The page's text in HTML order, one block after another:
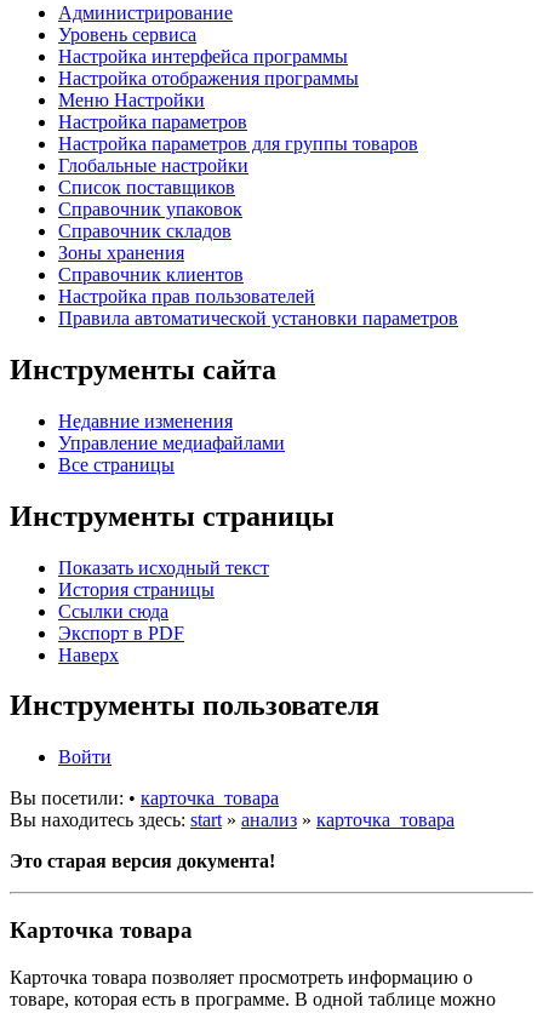
Администрирование
Уровень сервиса
Настройка интерфейса программы
Настройка отображения программы
Меню Настройки
Настройка параметров
Настройка параметров для группы товаров
Глобальные настройки
Список поставщиков
Справочник упаковок
Справочник складов
Зоны хранения
Справочник клиентов
Настройка прав пользователей
Правила автоматической установки параметров
Инструменты сайта
Недавние изменения
Управление медиафайлами
Все страницы
Инструменты страницы
Показать исходный текст
История страницы
Ссылки сюда
Экспорт в PDF
Наверх
Инструменты пользователя
Войти
Вы посетили: • карточка_товара
Вы находитесь здесь: start » анализ » карточка_товара
Это старая версия документа!
Карточка товара
Карточка товара позволяет просмотреть информацию о
товаре, которая есть в программе. В одной таблице можно